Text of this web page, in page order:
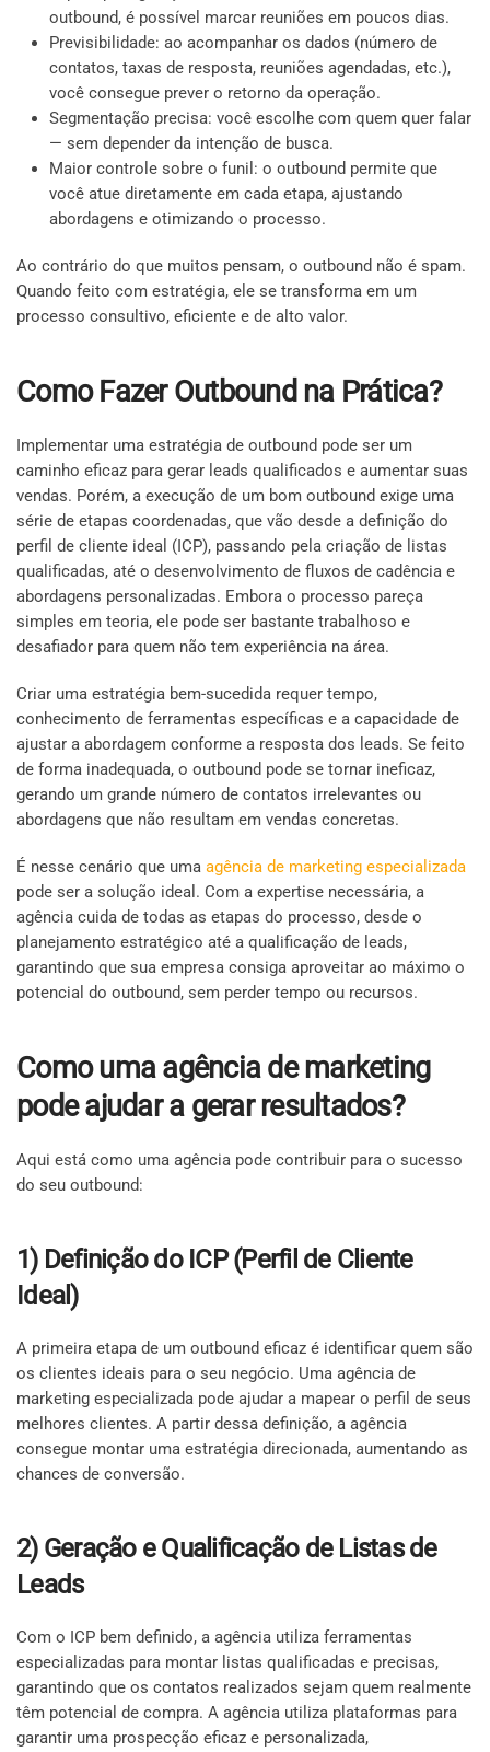
outbound, é possível marcar reuniões em poucos dias.
Previsibilidade: ao acompanhar os dados (número de
contatos, taxas de resposta, reuniões agendadas, etc.),
você consegue prever o retorno da operação.
Segmentação precisa: você escolhe com quem quer falar
— sem depender da intenção de busca.
Maior controle sobre o funil: o outbound permite que
você atue diretamente em cada etapa, ajustando
abordagens e otimizando o processo.
Ao contrário do que muitos pensam, o outbound não é spam.
Quando feito com estratégia, ele se transforma em um
processo consultivo, eficiente e de alto valor.
Como Fazer Outbound na Prática?
Implementar uma estratégia de outbound pode ser um
caminho eficaz para gerar leads qualificados e aumentar suas
vendas. Porém, a execução de um bom outbound exige uma
série de etapas coordenadas, que vão desde a definição do
perfil de cliente ideal (ICP), passando pela criação de listas
qualificadas, até o desenvolvimento de fluxos de cadência e
abordagens personalizadas. Embora o processo pareça
simples em teoria, ele pode ser bastante trabalhoso e
desafiador para quem não tem experiência na área.
Criar uma estratégia bem-sucedida requer tempo,
conhecimento de ferramentas específicas e a capacidade de
ajustar a abordagem conforme a resposta dos leads. Se feito
de forma inadequada, o outbound pode se tornar ineficaz,
gerando um grande número de contatos irrelevantes ou
abordagens que não resultam em vendas concretas.
É nesse cenário que uma agência de marketing especializada
pode ser a solução ideal. Com a expertise necessária, a
agência cuida de todas as etapas do processo, desde o
planejamento estratégico até a qualificação de leads,
garantindo que sua empresa consiga aproveitar ao máximo o
potencial do outbound, sem perder tempo ou recursos.
Como uma agência de marketing
pode ajudar a gerar resultados?
Aqui está como uma agência pode contribuir para o sucesso
do seu outbound:
1) Definição do ICP (Perfil de Cliente
Ideal)
A primeira etapa de um outbound eficaz é identificar quem são
os clientes ideais para o seu negócio. Uma agência de
marketing especializada pode ajudar a mapear o perfil de seus
melhores clientes. A partir dessa definição, a agência
consegue montar uma estratégia direcionada, aumentando as
chances de conversão.
2) Geração e Qualificação de Listas de
Leads
Com o ICP bem definido, a agência utiliza ferramentas
especializadas para montar listas qualificadas e precisas,
garantindo que os contatos realizados sejam quem realmente
têm potencial de compra. A agência utiliza plataformas para
garantir uma prospecção eficaz e personalizada,